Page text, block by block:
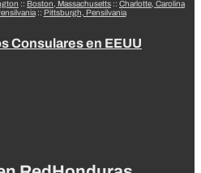
:: Boston, Massachusetts :: Charlotte, Carolina
:: Pittsburgh, Pensilvania
Consulares en EEUU